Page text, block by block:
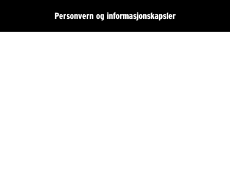
Personvern og informasjonskapsler